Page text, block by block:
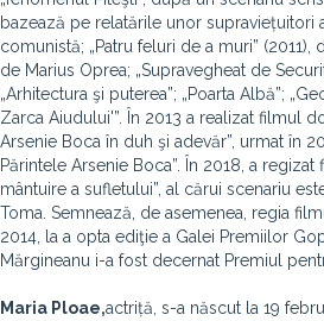
bazează pe relatările unor supraviețuitori
comunistă; „Patru feluri de a muri”
de Marius Oprea; „Supravegheat de
„Arhitectura şi puterea”; „Poarta Albă”;
Zarca Aiudului'”. În 2013 a realizat filmul
Arsenie Boca în duh şi adevăr”, urmat în
Părintele Arsenie Boca”. În 2018, a
mântuire a sufletului”, al cărui scenariu
Toma. Semnează, de asemenea, regia
2014, la a opta ediţie a Galei Premiilor
Mărgineanu i-a fost decernat Premiul
Maria Ploae,actriță, s-a născut la 19